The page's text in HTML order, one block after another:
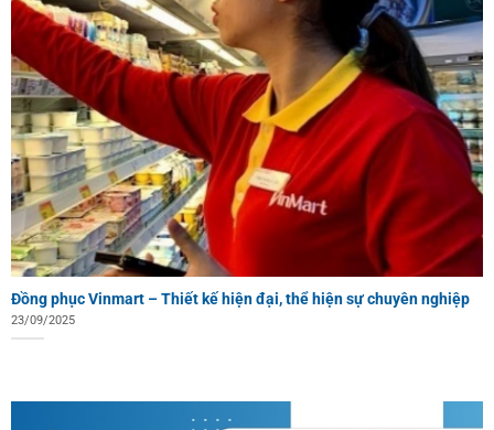
Đồng phục Vinmart – Thiết kế hiện đại, thể hiện sự chuyên nghiệp
23/09/2025